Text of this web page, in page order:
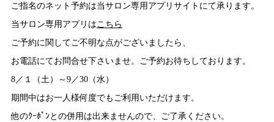
ご指名のネット予約は当サロン専用アプリサイトにて承ります。
当サロン専用アプリはこちら
ご予約に関してご不明な点がございましたら、
お電話にてお問合せ下さいませ。ご予約お待ちしております。
8／１（土）～9／30（水）
期間中はお一人様何度でもご利用いただけます。
他のｸｰﾎﾟﾝとの併用は出来ませんので、ご了承ください。